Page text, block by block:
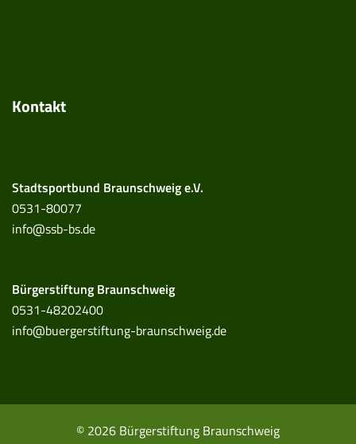
Kontakt
Stadtsportbund Braunschweig e.V.
0531-80077
info@ssb-bs.de
Bürgerstiftung Braunschweig
0531-48202400
info@buergerstiftung-braunschweig.de
© 2026 Bürgerstiftung Braunschweig